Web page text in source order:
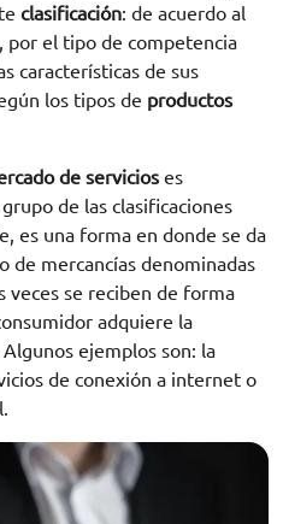
clasificación: de acuerdo al
por el tipo de competencia
características de sus
los tipos de productos
de servicios es
de las clasificaciones
es una forma en donde se da
de mercancías denominadas
veces se reciben de forma
adquiere la
ejemplos son: la
de conexión a internet o